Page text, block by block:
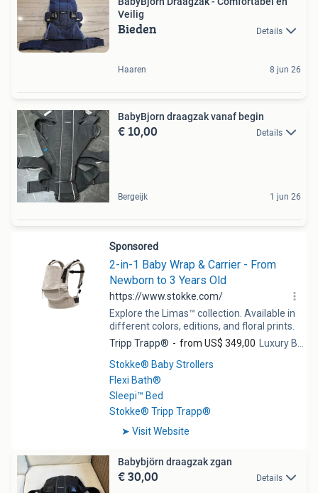
Veilig
Bieden Details
Haaren 8 jun 26
BabyBjorn draagzak vanaf begin
€ 10,00 Details
Bergeijk 1 jun 26
Babybjörn draagzak zgan
€ 30,00 Details